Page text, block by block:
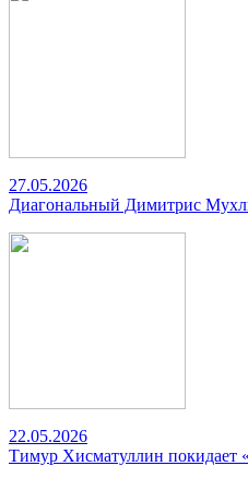
27.05.2026
Диагональный Димитрис
22.05.2026
Тимур Хисматуллин покидает